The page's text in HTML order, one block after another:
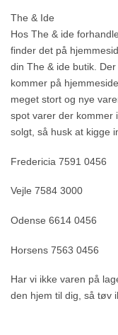
The & Ide
Hos The & ide
finder det på
din The & ide butik.
kommer på
meget stort og nye
spot varer der kommer
solgt, så husk at kigge
Fredericia 7591 0456
Vejle 7584 3000
Odense 6614 0456
Horsens 7563 0456
Har vi ikke varen på
den hjem til dig, så tøv